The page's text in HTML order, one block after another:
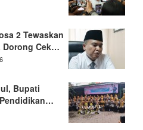
2 Tewaskan
Dorong Cek…
Bupati